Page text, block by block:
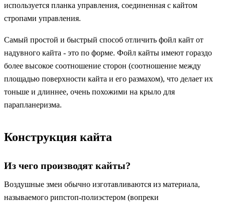
используется планка управления, соединенная с кайтом
стропами управления.
Самый простой и быстрый способ отличить фойл кайт от
надувного кайта - это по форме. Фойл кайты имеют гораздо
более высокое соотношение сторон (соотношение между
площадью поверхности кайта и его размахом), что делает их
тоньше и длиннее, очень похожими на крыло для
парапланеризма.
Конструкция кайта
Из чего производят кайты?
Воздушные змеи обычно изготавливаются из материала,
называемого рипстоп-полиэстером (вопреки